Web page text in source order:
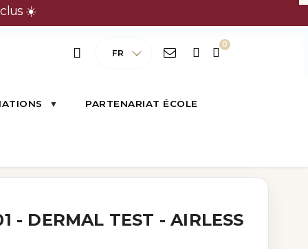
☀️
FR
PARTENARIAT ÉCOLE
- DERMAL TEST - AIRLESS